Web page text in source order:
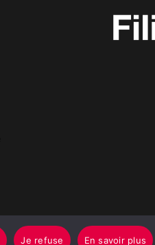
Je refuse En savoir plus